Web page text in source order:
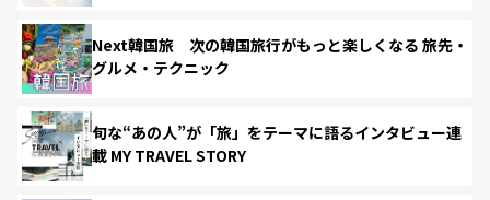
Next韓国旅 次の韓国旅行がもっと楽しくなる 旅先・
グルメ・テクニック
旬な“あの人”が「旅」をテーマに語るインタビュー連
載 MY TRAVEL STORY